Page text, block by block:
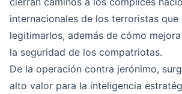
internacionales de los terroristas que
legitimarlos, además de cómo
la seguridad de los compatriotas.
De la operación contra jerónimo,
alto valor para la inteligencia